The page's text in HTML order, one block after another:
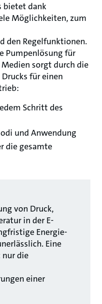
bietet dank
Möglichkeiten, zum
den Regelfunktionen.
Pumpenlösung für
sorgt durch die
für einen
Schritt des
und Anwendung
die gesamte
von Druck,
in der E-
Energie-
Eine
die
einer